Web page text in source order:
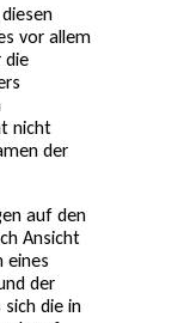
vor allem
die
nicht
der
auf den
Ansicht
eines
der
die in